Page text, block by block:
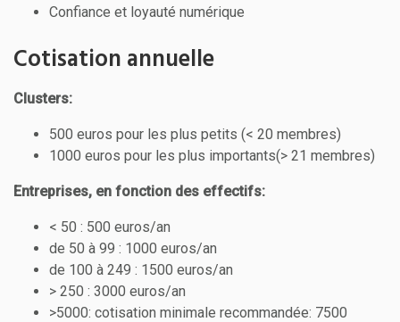
Confiance et loyauté numérique
Cotisation annuelle
Clusters:
500 euros pour les plus petits (< 20 membres)
1000 euros pour les plus importants(> 21 membres)
Entreprises, en fonction des effectifs:
< 50 : 500 euros/an
de 50 à 99 : 1000 euros/an
de 100 à 249 : 1500 euros/an
> 250 : 3000 euros/an
>5000: cotisation minimale recommandée: 7500